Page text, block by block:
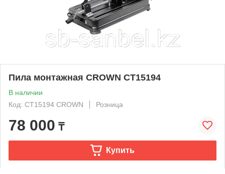
Пила монтажная CROWN CT15194
В наличии
Код: CT15194 CROWN
Розница
78 000 ₸
Купить